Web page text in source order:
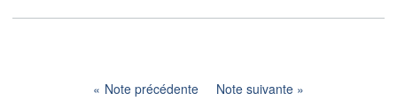
Note précédente Note suivante